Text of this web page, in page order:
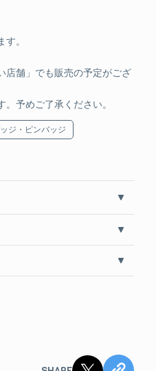
。
店舗」でも販売の予定がござ
予めご了承ください。
ジ・ピンバッジ